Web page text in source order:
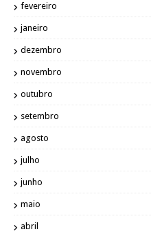
fevereiro
janeiro
dezembro
novembro
outubro
setembro
agosto
julho
junho
maio
abril